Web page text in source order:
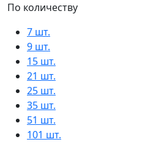
По количеству
7 шт.
9 шт.
15 шт.
21 шт.
25 шт.
35 шт.
51 шт.
101 шт.